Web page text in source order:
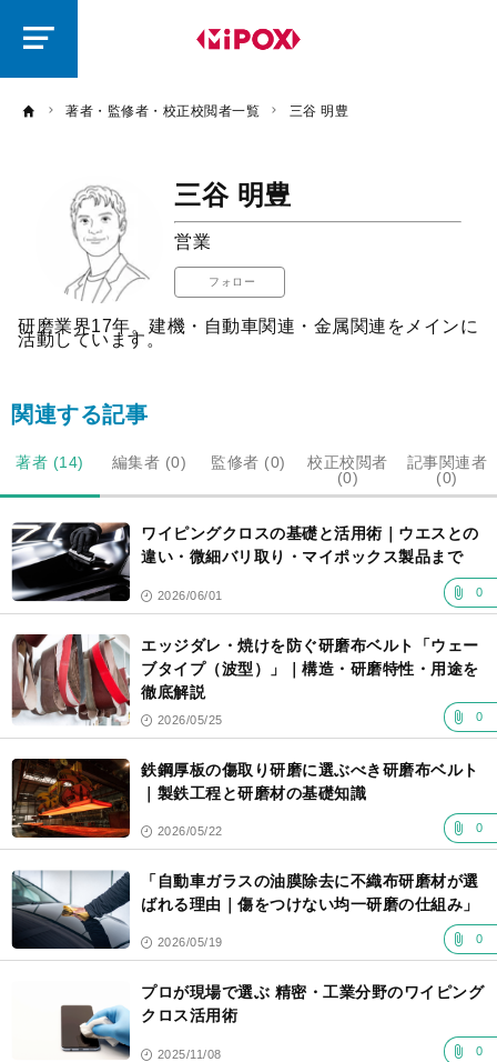
著者・監修者・校正校閲者一覧 三谷 明豊
三谷 明豊
営業
フォロー
研磨業界17年。建機・自動車関連・金属関連をメインに
活動しています。​
関連する記事
著者 (14) 編集者 (0) 監修者 (0)
校正校閲者
(0)
記事関連者
(0)
ワイピングクロスの基礎と活用術｜ウエスとの
違い・微細バリ取り・マイポックス製品まで
2026/06/01 0
エッジダレ・焼けを防ぐ研磨布ベルト「ウェー
ブタイプ（波型）」｜構造・研磨特性・用途を
徹底解説
2026/05/25 0
鉄鋼厚板の傷取り研磨に選ぶべき研磨布ベルト
｜製鉄工程と研磨材の基礎知識
2026/05/22 0
「自動車ガラスの油膜除去に不織布研磨材が選
ばれる理由｜傷をつけない均一研磨の仕組み」
2026/05/19 0
プロが現場で選ぶ 精密・工業分野のワイピング
クロス活用術
2025/11/08 0